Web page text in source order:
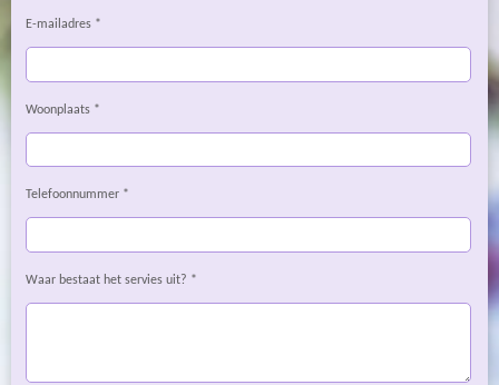
E-mailadres *
Woonplaats *
Telefoonnummer *
Waar bestaat het servies uit? *